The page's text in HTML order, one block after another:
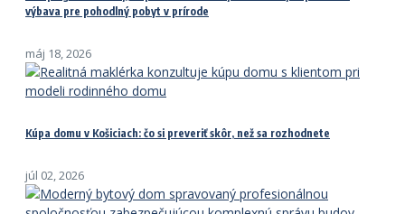
výbava pre pohodlný pobyt v prírode
máj 18, 2026
Kúpa domu v Košiciach: čo si preveriť skôr, než sa rozhodnete
júl 02, 2026